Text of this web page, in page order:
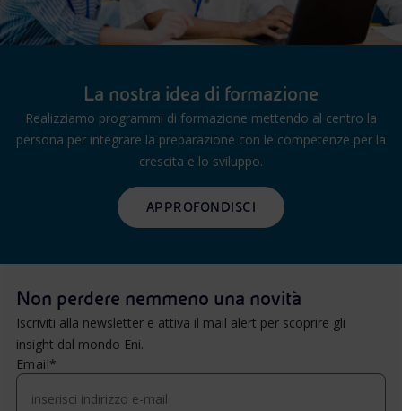
La nostra idea di formazione
Realizziamo programmi di formazione mettendo al centro la
persona per integrare la preparazione con le competenze per la
crescita e lo sviluppo.
APPROFONDISCI
Non perdere nemmeno una novità
Iscriviti alla newsletter e attiva il mail alert per scoprire gli
insight dal mondo Eni.
Email*